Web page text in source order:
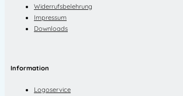
Widerrufsbelehrung
Impressum
Downloads
Information
Logoservice